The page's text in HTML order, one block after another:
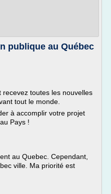
publique au Québec
toutes les nouvelles
tout le monde.
à accomplir votre projet
Pays !
au Quebec. Cependant,
ville. Ma priorité est